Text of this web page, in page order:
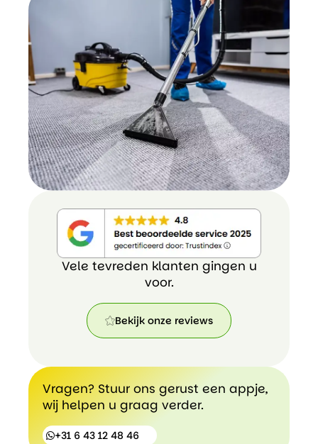
Vele tevreden klanten gingen u
voor.
Bekijk onze reviews
reviews
Vragen? Stuur ons gerust een appje,
wij helpen u graag verder.
+31 6 43 12 48 46